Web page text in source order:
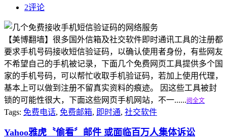
2评论
【美博翻墙】很多国外信箱及社交软件即时通讯工具的注册都
要求手机号码接收短信验证码，以确认使用者身份，有些网友
不希望自己的手机被记录，下面几个免费网页工具提供多个国
家的手机号码，可以帮忙收取手机验证码，若加上使用代理，
基本上可以做到注册不留真实资料的痕迹。 因这些工具被封
锁的可能性很大，下面这些网页手机网站，不一......阅全文
Tags: 免费电话, 免费邮箱, 即时通, 社交软件
Yahoo雅虎〝偷看〞邮件 或面临百万人集体诉讼